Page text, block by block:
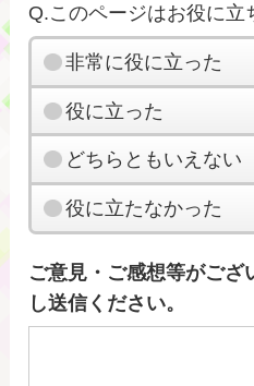
Q.このページはお役に立
非常に役に立った
役に立った
どちらともいえない
役に立たなかった
ご意見・ご感想等がござ
し送信ください。